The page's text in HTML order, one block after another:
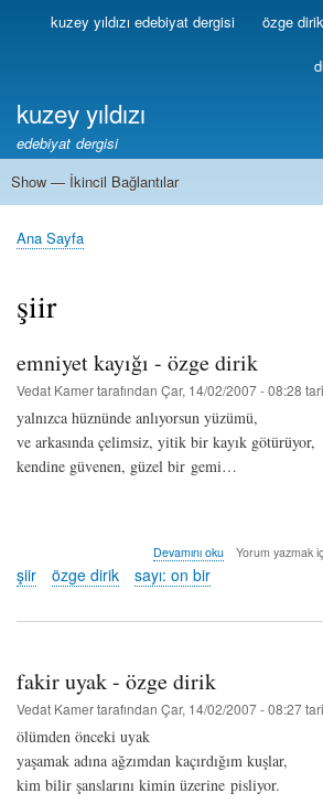
Ana
içeriğe
Birincilkuzey yıldızı edebiyat dergisi özge
kuzey yıldızı
edebiyat dergisi
İkincil
Show — İkincil Bağlantılar
1
2
3
4
5
6
7
8
9
10
11
12
13
Sayfa
Ana Sayfa
şiir
emniyet kayığı - özge dirik
Vedat Kamertarafından Çar, 14/02/2007 - 08:28
yalnızca hüznünde anlıyorsun yüzümü,
ve arkasında çelimsiz, yitik bir kayık götürüyor,
kendine güvenen, güzel bir gemi…
emniyet
-
dirik
Devamını oku Yorum yazmak
şiir özge dirik sayı: on bir
fakir uyak - özge dirik
Vedat Kamertarafından Çar, 14/02/2007 - 08:27
ölümden önceki uyak
yaşamak adına ağzımdan kaçırdığım kuşlar,
kim bilir şanslarını kimin üzerine pisliyor.